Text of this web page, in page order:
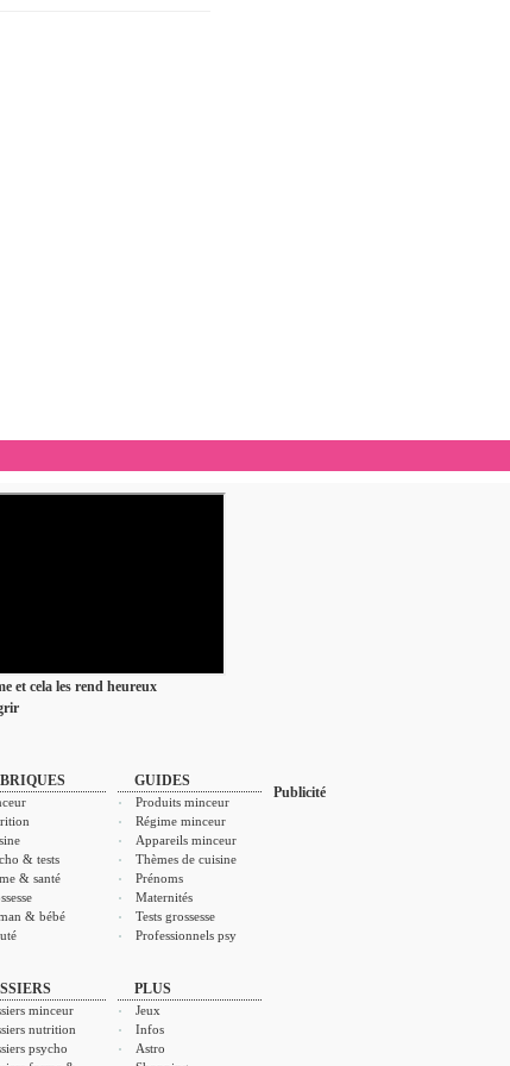
et cela les rend heureux
& tests
& santé
& bébé
minceur
nutrition
psycho
GUIDES
Produits minceur
Régime minceur
Appareils minceur
Thèmes de cuisine
Prénoms
Maternités
Tests grossesse
Professionnels psy
PLUS
Jeux
Infos
Astro
Publicité